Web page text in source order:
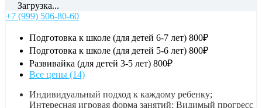
Загрузка...
+7 (999) 506-80-60
Подготовка к школе (для детей 6-7 лет) 800₽
Подготовка к школе (для детей 5-6 лет) 800₽
Развивайка (для детей 3-5 лет) 800₽
Все цены (14)
Индивидуальный подход к каждому ребенку;
Интересная игровая форма занятий; Видимый прогресс